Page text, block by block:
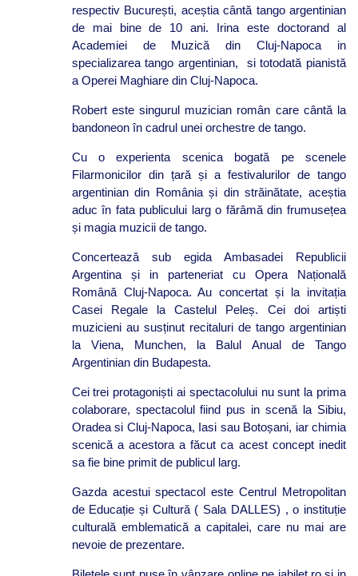
respectiv București, aceștia cântă tango argentinian
de mai bine de 10 ani. Irina este doctorand al
Academiei de Muzică din Cluj-Napoca in
specializarea tango argentinian, si totodată pianistă
a Operei Maghiare din Cluj-Napoca.
Robert este singurul muzician român care cântă la
bandoneon în cadrul unei orchestre de tango.
Cu o experienta scenica bogată pe scenele
Filarmonicilor din țară și a festivalurilor de tango
argentinian din România și din străinătate, aceștia
aduc în fata publicului larg o fărâmă din frumusețea
și magia muzicii de tango.
Concertează sub egida Ambasadei Republicii
Argentina și in parteneriat cu Opera Națională
Română Cluj-Napoca. Au concertat și la invitația
Casei Regale la Castelul Peleș. Cei doi artiști
muzicieni au susținut recitaluri de tango argentinian
la Viena, Munchen, la Balul Anual de Tango
Argentinian din Budapesta.
Cei trei protagoniști ai spectacolului nu sunt la prima
colaborare, spectacolul fiind pus in scenă la Sibiu,
Oradea si Cluj-Napoca, Iasi sau Botoșani, iar chimia
scenică a acestora a făcut ca acest concept inedit
sa fie bine primit de publicul larg.
Gazda acestui spectacol este Centrul Metropolitan
de Educație și Cultură ( Sala DALLES) , o instituție
culturală emblematică a capitalei, care nu mai are
nevoie de prezentare.